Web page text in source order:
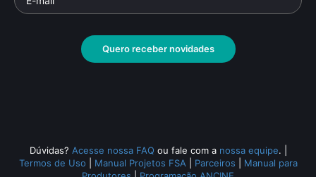
Quero receber novidades
Dúvidas? Acesse nossa FAQ ou fale com a nossa equipe.
Termos de Uso
Manual Projetos FSA Parceiros
Manual para